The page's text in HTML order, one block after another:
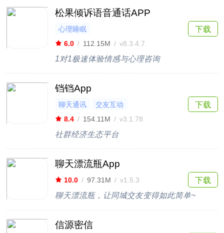
松果倾诉语音通话APP
心理睡眠
6.0 / 112.15M / v8.3.4.7
1对1极速体验情感与心理咨询
下载
铛铛App
聊天通讯
交友互动
8.4 / 154.11M / v3.1.78
社群经济生态平台
下载
聊天漂流瓶App
10.0 / 97.31M / v1.5.3
聊天漂流瓶，让同城交友变得如此简单~
下载
信源密信